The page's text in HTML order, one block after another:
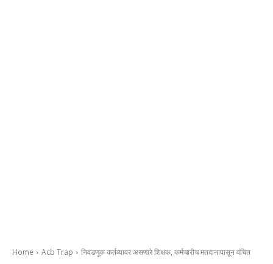
Home Acb Trap निवडणूक कर्तव्‍यावर असणारे शिक्षक, कर्मचारीच मतदानापासून वंचित